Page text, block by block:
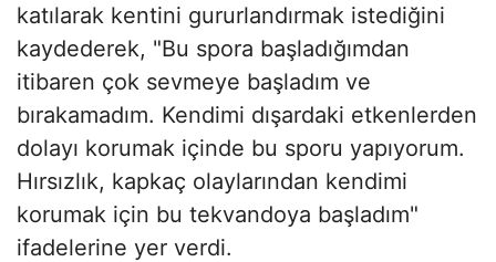
katılarak kentini gururlandırmak istediğini
kaydederek, "Bu spora başladığımdan
itibaren çok sevmeye başladım ve
bırakamadım. Kendimi dışardaki etkenlerden
dolayı korumak içinde bu sporu yapıyorum.
Hırsızlık, kapkaç olaylarından kendimi
korumak için bu tekvandoya başladım"
ifadelerine yer verdi.